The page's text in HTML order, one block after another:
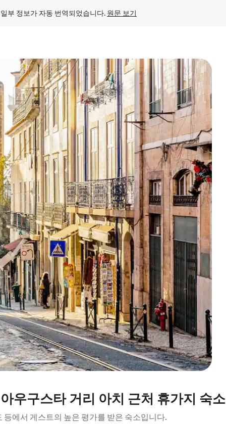
일부 정보가 자동 번역되었습니다. 원문 보기
으로 탐색하세요.
우구스타 거리 아치 근처 휴가지 숙소
등에서 게스트의 높은 평가를 받은 숙소입니다.